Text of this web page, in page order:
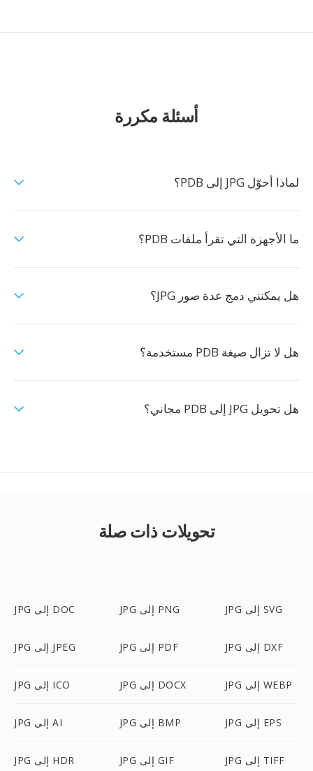
أسئلة مكررة
لماذا أحوّل JPG إلى PDB؟
ما الأجهزة التي تقرأ ملفات PDB؟
هل يمكنني دمج عدة صور JPG؟
هل لا تزال صيغة PDB مستخدمة؟
هل تحويل JPG إلى PDB مجاني؟
تحويلات ذات صلة
JPG إلى DOC JPG إلى PNG JPG إلى SVG
JPG إلى JPEG JPG إلى PDF JPG إلى DXF
JPG إلى ICO JPG إلى DOCX JPG إلى WEBP
JPG إلى AI JPG إلى BMP JPG إلى EPS
JPG إلى HDR JPG إلى GIF JPG إلى TIFF